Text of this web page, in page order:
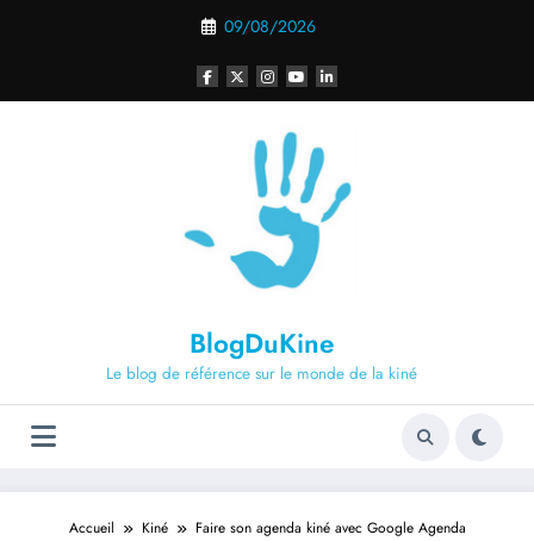
09/08/2026
BlogDuKine
Le blog de référence sur le monde de la kiné
Accueil Kiné Faire son agenda kiné avec Google Agenda